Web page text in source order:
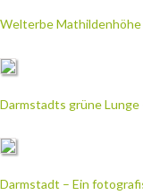
Welterbe
Darmstadts grüne Lunge
Darmstadt – Ein